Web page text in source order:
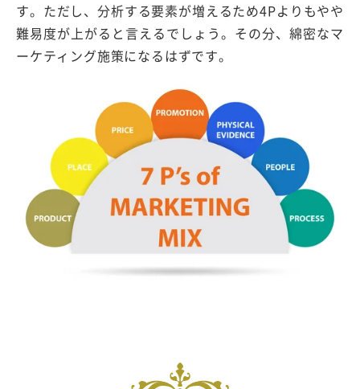
す。ただし、分析する要素が増えるため4Pよりもやや
難易度が上がると言えるでしょう。その分、綿密なマ
ーケティング施策になるはずです。